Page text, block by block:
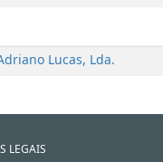
Lucas, Lda.
LEGAIS